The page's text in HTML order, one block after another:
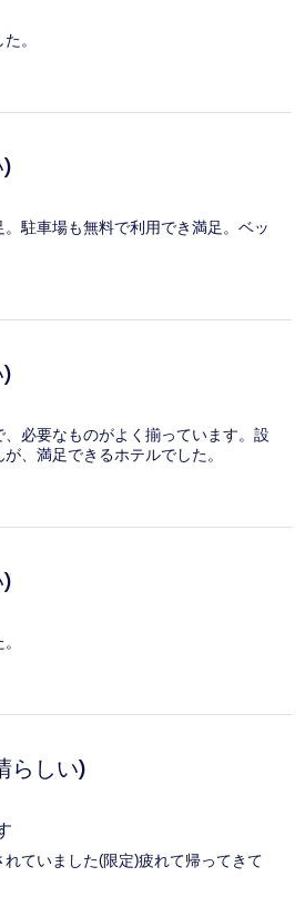
。
駐車場も無料で利用でき満足。ベッ
必要なものがよく揃っています。設
、満足できるホテルでした。
らしい)
ていました(限定)疲れて帰ってきて